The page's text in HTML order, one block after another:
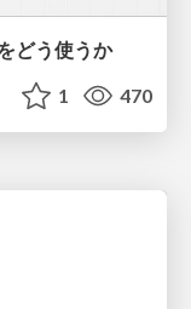
どう使うか
1 470